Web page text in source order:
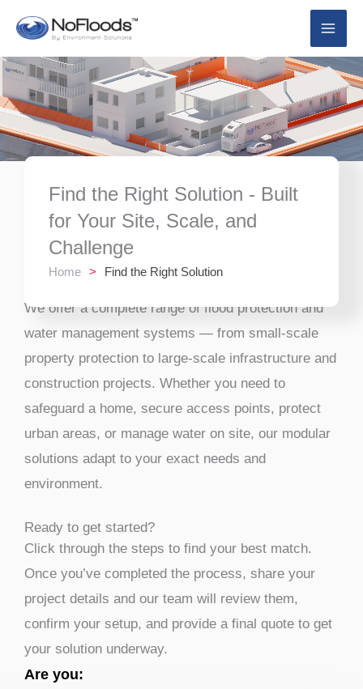
στο
περιεχόμενο
Find the Right Solution - Built
for Your Site, Scale, and
Challenge
Home > Find the Right Solution
We offer a complete range of flood protection and
water management systems — from small-scale
property protection to large-scale infrastructure and
construction projects. Whether you need to
safeguard a home, secure access points, protect
urban areas, or manage water on site, our modular
solutions adapt to your exact needs and
environment.
Ready to get started?
Click through the steps to find your best match.
Once you’ve completed the process, share your
project details and our team will review them,
confirm your setup, and provide a final quote to get
your solution underway.
Are you: